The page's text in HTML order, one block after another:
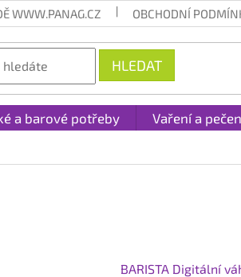
WWW.PANAG.CZ OBCHODNÍ
HLEDAT
a barové potřeby Vaření a
BARISTA Digitální